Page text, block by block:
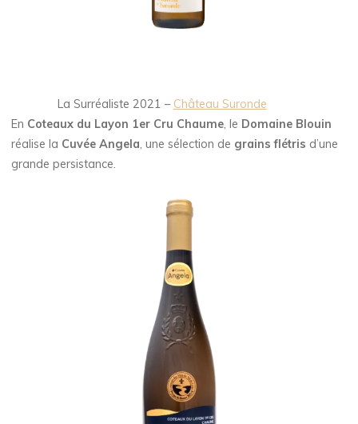
La Surréaliste 2021 – Château Suronde
En Coteaux du Layon 1er Cru Chaume, le Domaine Blouin
réalise la Cuvée Angela, une sélection de grains flétris d’une
grande persistance.